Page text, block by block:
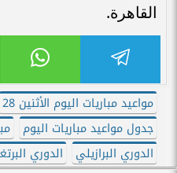
القاهرة.
مواعيد مباريات اليوم الأثنين 28
جدول مواعيد مباريات اليوم
الدوري البرازيلي
الدوري